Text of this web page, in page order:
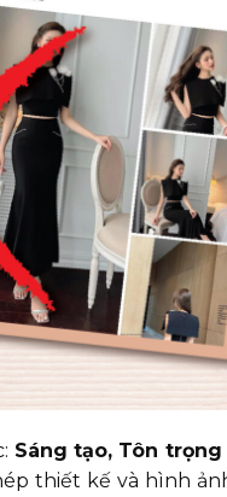
Sáng tạo, Tôn
thiết kế và hình